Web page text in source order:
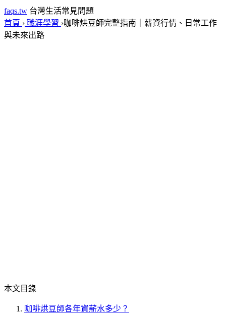
faqs.tw 台灣生活常見問題
首頁 › 職涯學習 ›咖啡烘豆師完整指南｜薪資行情、日常工作
與未來出路
本文目錄
咖啡烘豆師各年資薪水多少？